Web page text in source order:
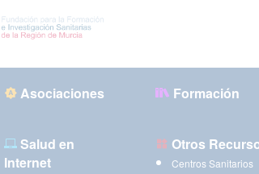
Asociaciones Formación
Salud en
Internet
Otros
Centros Sanitarios